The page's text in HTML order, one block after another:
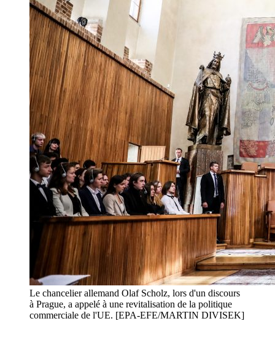
Le chancelier allemand Olaf Scholz, lors d'un discours
à Prague, a appelé à une revitalisation de la politique
commerciale de l'UE. [EPA-EFE/MARTIN DIVISEK]